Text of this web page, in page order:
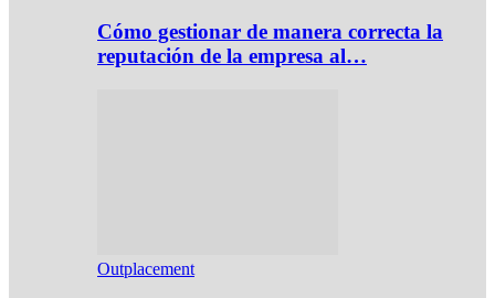
Cómo gestionar de manera correcta la
reputación de la empresa al…
Outplacement